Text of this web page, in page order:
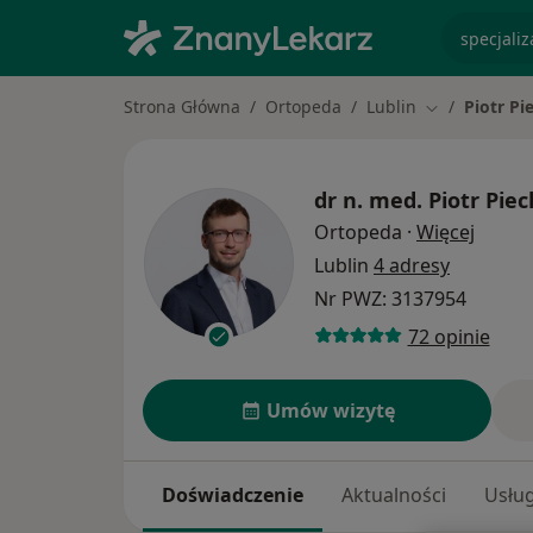
Strona Główna Ortopeda Lublin Zmień miasto
Piotr
dr n. med. Piotr
Ortopeda · Więcej
Lublin 4 adresy
Nr PWZ: 3137954
72 opinie
Umów wizytę
Doświadczenie Aktualności